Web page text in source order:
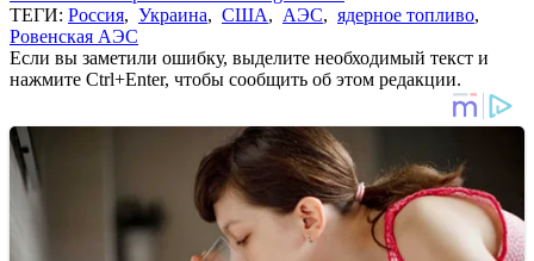
ТЕГИ: Россия, Украина, США, АЭС, ядерное топливо,
Ровенская АЭС
Если вы заметили ошибку, выделите необходимый текст и
нажмите Ctrl+Enter, чтобы сообщить об этом редакции.